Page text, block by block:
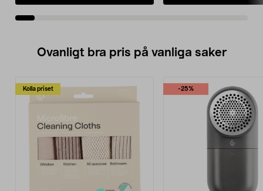
Ovanligt bra pris på vanliga saker
Kolla priset -25%